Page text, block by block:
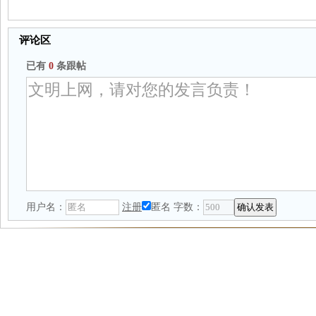
评论区
已有 0 条跟帖
用户名： 注册 匿名 字数：